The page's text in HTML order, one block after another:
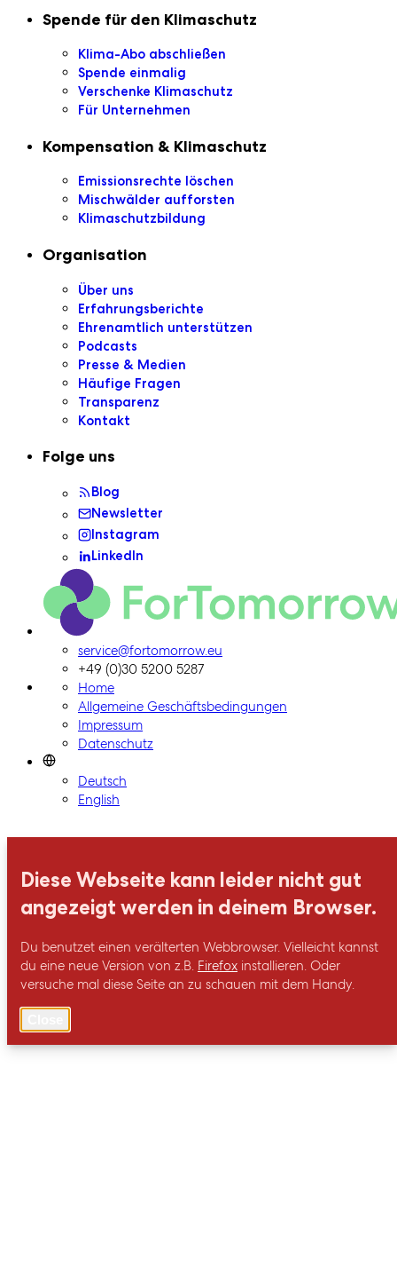
Sekundaire Navigation
Spende für den Klimaschutz
Klima-Abo abschließen
Spende einmalig
Verschenke Klimaschutz
Für Unternehmen
Kompensation & Klimaschutz
Emissionsrechte löschen
Mischwälder aufforsten
Klimaschutzbildung
Organisation
Über uns
Erfahrungsberichte
Ehrenamtlich unterstützen
Podcasts
Presse & Medien
Häufige Fragen
Transparenz
Kontakt
Folge uns
Blog
Newsletter
Instagram
LinkedIn
ForTomorrow-Logo, zur Homepage
service@fortomorrow.eu
+49 (0)30 5200 5287
Home
Allgemeine Geschäftsbedingungen
Impressum
Datenschutz
Deutsch
English
Diese Webseite kann leider nicht gut
angezeigt werden in deinem Browser.
Du benutzet einen verälterten Webbrowser. Vielleicht kannst
du eine neue Version von z.B. Firefox installieren. Oder
versuche mal diese Seite an zu schauen mit dem Handy.